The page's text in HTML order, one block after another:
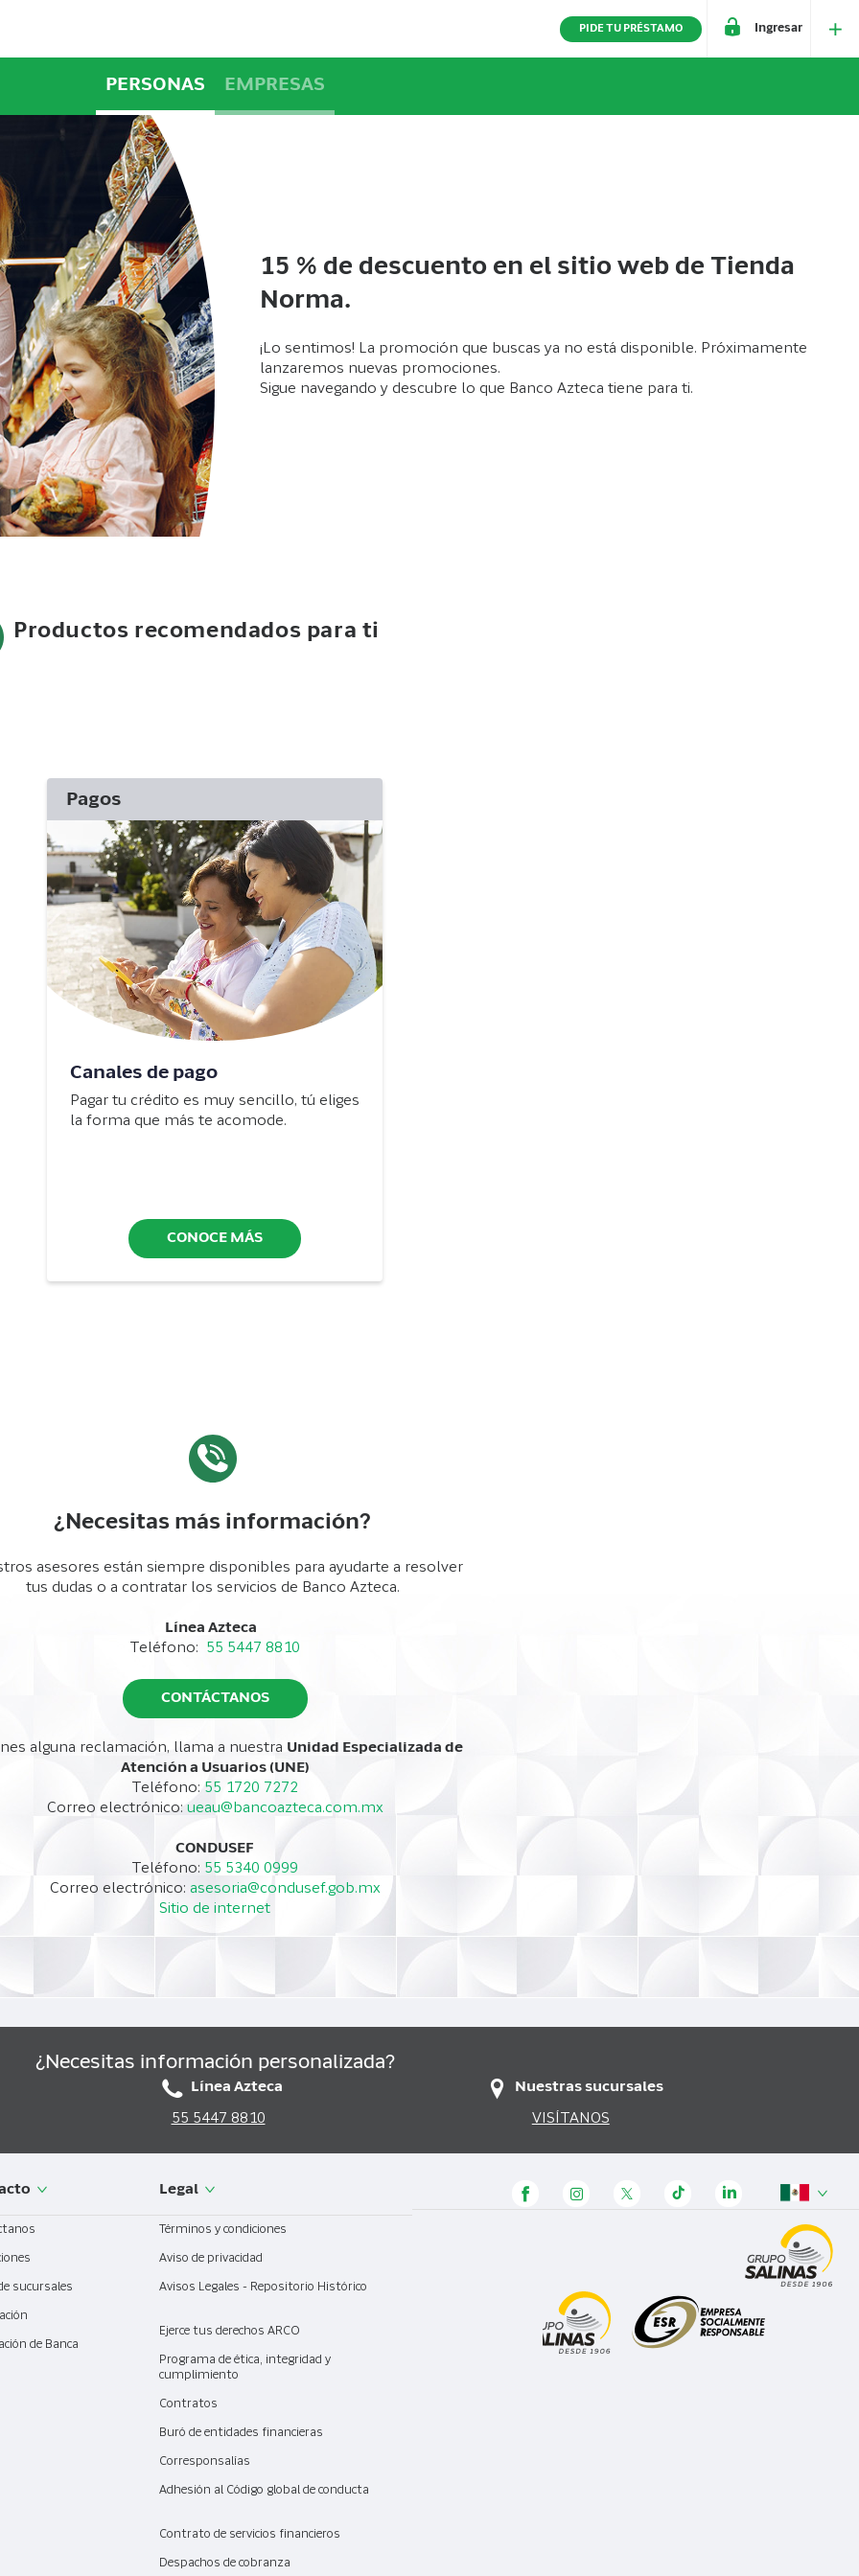
PIDE TU PRÉSTAMO Ingresar
PERSONAS EMPRESAS
15 % de descuento en el sitio web de Tienda
Norma.
¡Lo sentimos! La promoción que buscas ya no está disponible. Próximamente
lanzaremos nuevas promociones.
Sigue navegando y descubre lo que Banco Azteca tiene para ti.
Productos recomendados para ti
Pagos
Canales de pago
Pagar tu crédito es muy sencillo, tú eliges
la forma que más te acomode.
CONOCE MÁS
¿Necesitas más información?
asesores están siempre disponibles para ayudarte a resolver
tus dudas o a contratar los servicios de Banco Azteca.
Línea Azteca
Teléfono: 55 5447 8810
CONTÁCTANOS
alguna reclamación, llama a nuestra Unidad Especializada de
Atención a Usuarios (UNE)
Teléfono: 55 1720 7272
Correo electrónico: ueau@bancoazteca.com.mx
CONDUSEF
Teléfono: 55 5340 0999
Correo electrónico: asesoria@condusef.gob.mx
Sitio de internet
¿Necesitas información personalizada?
Línea Azteca
55 5447 8810
Nuestras sucursales
VISÍTANOS
sucursales
de Banca
Legal
Términos y condiciones
Aviso de privacidad
Avisos Legales - Repositorio Histórico
Ejerce tus derechos ARCO
Programa de ética, integridad y
cumplimiento
Contratos
Buró de entidades financieras
Corresponsalías
Adhesión al Código global de conducta
Contrato de servicios financieros
Despachos de cobranza
Honduras